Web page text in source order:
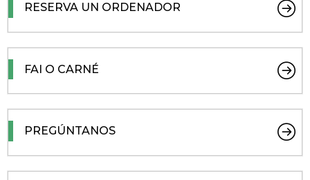
RESERVA UN ORDENADOR
FAI O CARNÉ
PREGÚNTANOS